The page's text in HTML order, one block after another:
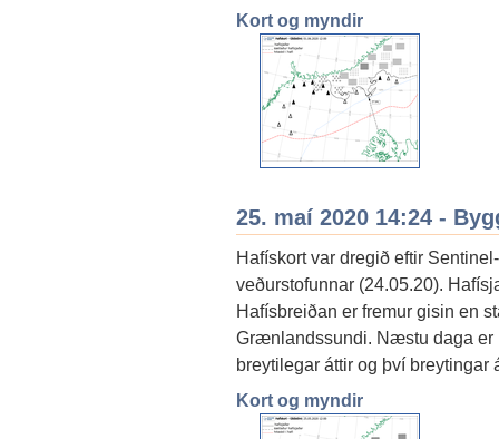
Kort og myndir
25. maí 2020 14:24 -
Hafískort var dregið eftir
veðurstofunnar (24.05.20).
Hafísbreiðan er fremur gisin en
Grænlandssundi. Næstu daga er
breytilegar áttir og því breytingar
Kort og myndir